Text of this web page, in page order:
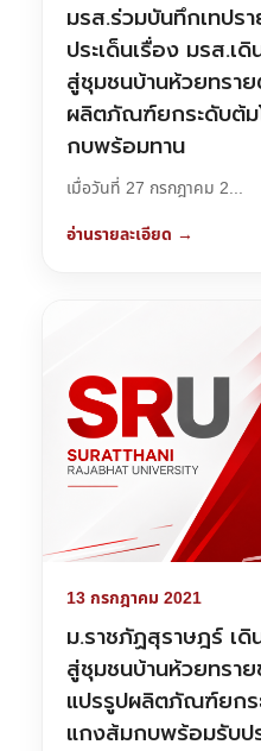
มรส.ร่วมบันทึกเทปร
ประเด็นเรื่อง มรส.เ
สู่ชุมชนบ้านห้วยทรา
ผลิตภัณฑ์ยกระดับต้ม
กบพร้อมทาน
เมื่อวันที่ 27 กรกฎาคม 2...
อ่านรายละเอียด →
13 กรกฎาคม 2021
ม.ราชภัฏสุราษฎร์ เ
สู่ชุมชนบ้านห้วยทรา
แปรรูปผลิตภัณฑ์ยกร
แกงส้มกบพร้อมรับป